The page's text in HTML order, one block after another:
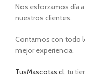
Nos esforzamos día
nuestros clientes.
Contamos con todo
mejor experiencia.
TusMascotas.cl, tu